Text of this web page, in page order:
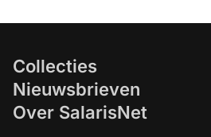
Collecties
Nieuwsbrieven
Over SalarisNet